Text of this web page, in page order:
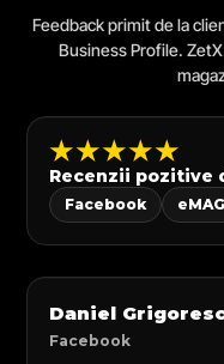
Feedback primit de la
Business Profile.
★★★★★
Recenzii pozitive
Facebook eMAG
Daniel
Facebook